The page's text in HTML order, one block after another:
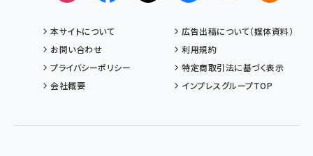
本サイトについて
広告出稿について（媒体資料）
お問い合わせ
利用規約
プライバシーポリシー
特定商取引法に基づく表示
会社概要
インプレスグループTOP